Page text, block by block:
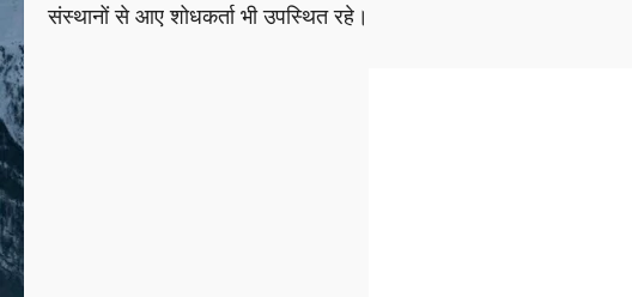
संस्थानों से आए शोधकर्ता भी उपस्थित रहे।